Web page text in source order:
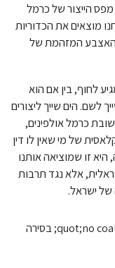
מפס הייצור של כרמל
מוצאים את הכדוריות
האצבע המזהמת של
לחוף, בין אם הוא
לשם. הים שייך ליצורים
כרמל אולפינים,
של מי שאין לו דין
היא זו שמוציאה אותנו
אלא נגד תרבות
של ישראל.